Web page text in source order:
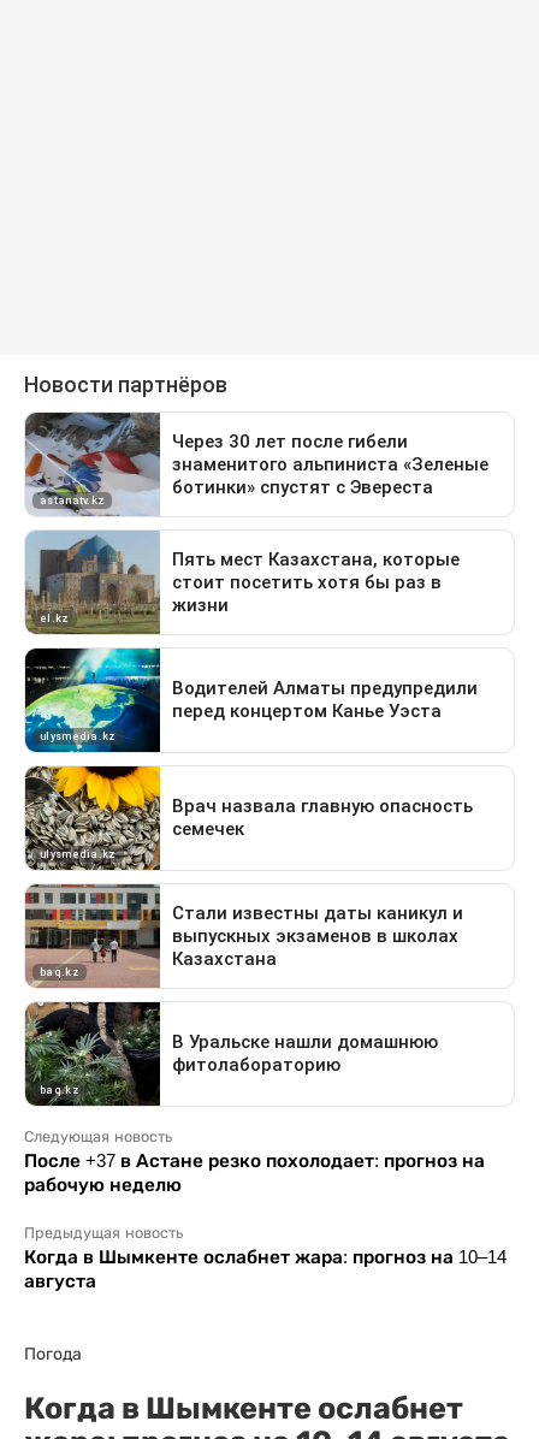
Следующая новость
После +37 в Астане резко похолодает: прогноз на
рабочую неделю
Предыдущая новость
Когда в Шымкенте ослабнет жара: прогноз на 10–14
августа
Погода
Когда в Шымкенте ослабнет